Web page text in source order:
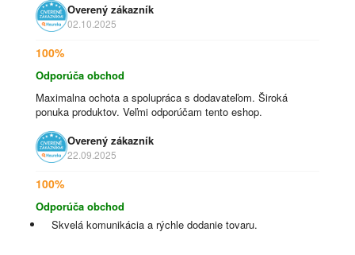
Overený zákazník
02.10.2025
100%
Odporúča obchod
Maximalna ochota a spolupráca s dodavateľom. Široká
ponuka produktov. Veľmi odporúčam tento eshop.
Overený zákazník
22.09.2025
100%
Odporúča obchod
Skvelá komunikácia a rýchle dodanie tovaru.